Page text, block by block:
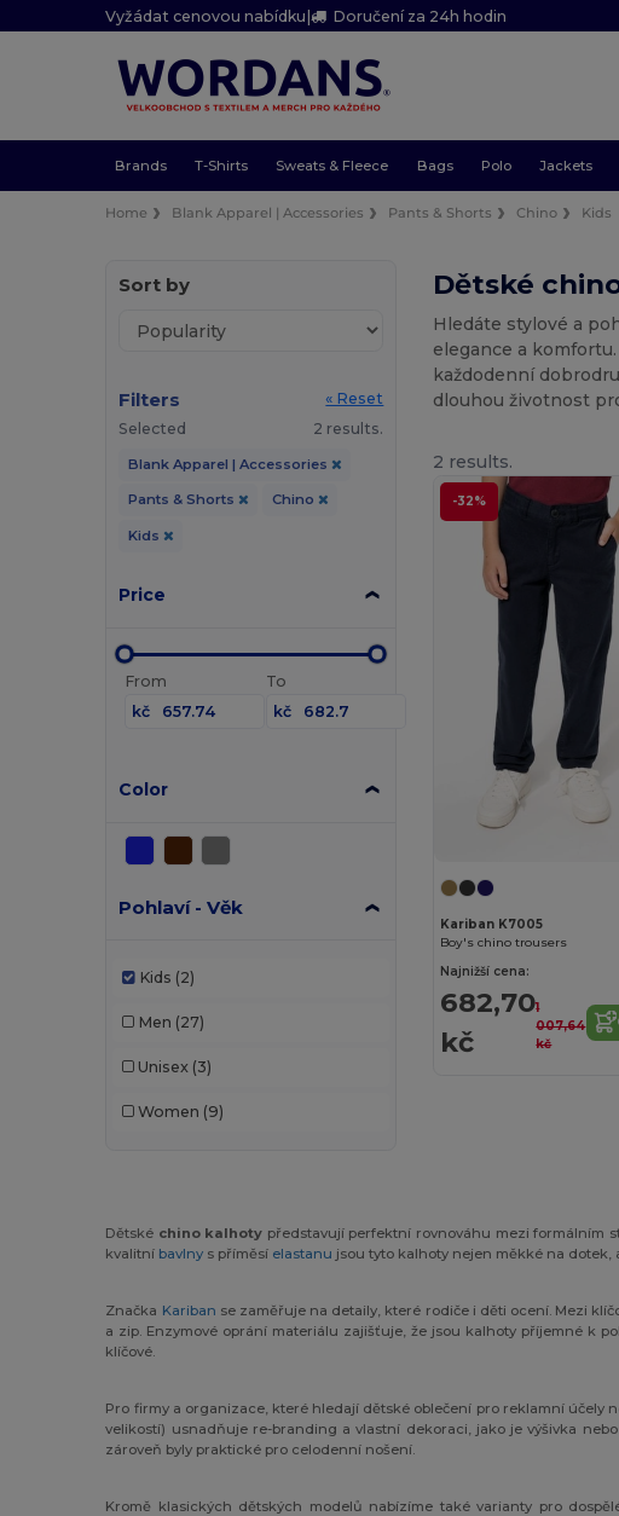
Vyžádat cenovou nabídku| Doručení za 24h hodin
Brands T-Shirts Sweats & Fleece Bags Polo Jackets
Home Blank Apparel | Accessories Pants & Shorts Chino Kids
Sort by
Filters
« Reset
Selected
2 results.
Blank Apparel | Accessories
Pants & Shorts Chino
Kids
Price
From
kč
To
kč
Color
Pohlaví - Věk
Kids (2)
Men (27)
Unisex (3)
Women (9)
Dětské
Hledáte stylové a
elegance a
každodenní
dlouhou životnost
2 results.
-32%
Kariban K7005
Boy's chino trousers
Najnižší cena:
682,70
kč
1
007,64
kč
Dětské chino kalhoty představují perfektní rovnováhu mezi formálním
kvalitní bavlny s příměsí elastanu jsou tyto kalhoty nejen měkké na dotek,
Značka Kariban se zaměřuje na detaily, které rodiče i děti ocení. Mezi
a zip. Enzymové oprání materiálu zajišťuje, že jsou kalhoty příjemné k
klíčové.
Pro firmy a organizace, které hledají dětské oblečení pro reklamní účely
velikostí) usnadňuje re-branding a vlastní dekoraci, jako je výšivka
zároveň byly praktické pro celodenní nošení.
Kromě klasických dětských modelů nabízíme také varianty pro